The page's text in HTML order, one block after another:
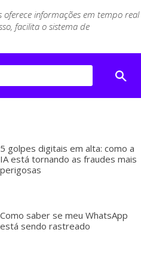
oferece informações em tempo real
facilita o sistema de
5 golpes digitais em alta: como a
IA está tornando as fraudes mais
perigosas
Como saber se meu WhatsApp
está sendo rastreado